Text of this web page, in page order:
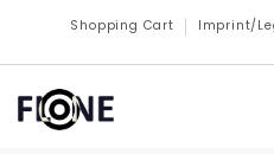
Shopping Cart Imprint/